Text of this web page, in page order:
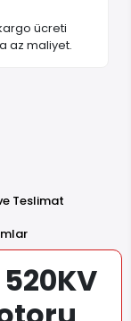
ücreti
az maliyet.
Teslimat